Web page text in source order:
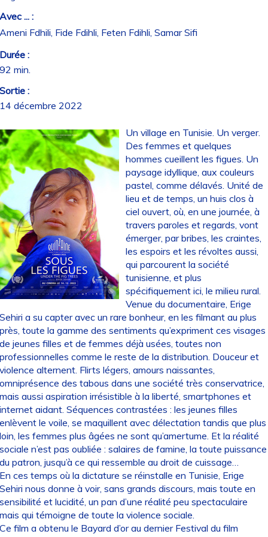
... :
Fdhili, Fide Fdihli, Feten Fdihli, Samar Sifi
:
min.
:
décembre 2022
Un village en Tunisie. Un verger.
Des femmes et quelques
hommes cueillent les figues. Un
paysage idyllique, aux couleurs
pastel, comme délavés. Unité de
lieu et de temps, un huis clos à
ciel ouvert, où, en une journée, à
travers paroles et regards, vont
émerger, par bribes, les craintes,
les espoirs et les révoltes aussi,
qui parcourent la société
tunisienne, et plus
spécifiquement ici, le milieu rural.
Venue du documentaire, Erige
a su capter avec un rare bonheur, en les filmant au plus
toute la gamme des sentiments qu’expriment ces visages
jeunes filles et de femmes déjà usées, toutes non
comme le reste de la distribution. Douceur et
alternent. Flirts légers, amours naissantes,
des tabous dans une société très conservatrice,
aussi aspiration irrésistible à la liberté, smartphones et
aidant. Séquences contrastées : les jeunes filles
le voile, se maquillent avec délectation tandis que plus
les femmes plus âgées ne sont qu’amertume. Et la réalité
n’est pas oubliée : salaires de famine, la toute puissance
patron, jusqu’à ce qui ressemble au droit de cuissage…
ces temps où la dictature se réinstalle en Tunisie, Erige
nous donne à voir, sans grands discours, mais toute en
et lucidité, un pan d’une réalité peu spectaculaire
qui témoigne de toute la violence sociale.
film a obtenu le Bayard d’or au dernier Festival du film